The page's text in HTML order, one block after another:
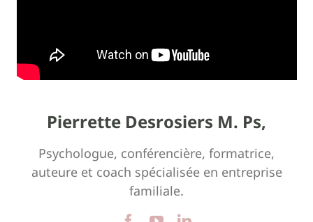
Pierrette Desrosiers M. Ps,
Psychologue, conférencière, formatrice,
auteure et coach spécialisée en entreprise
familiale.